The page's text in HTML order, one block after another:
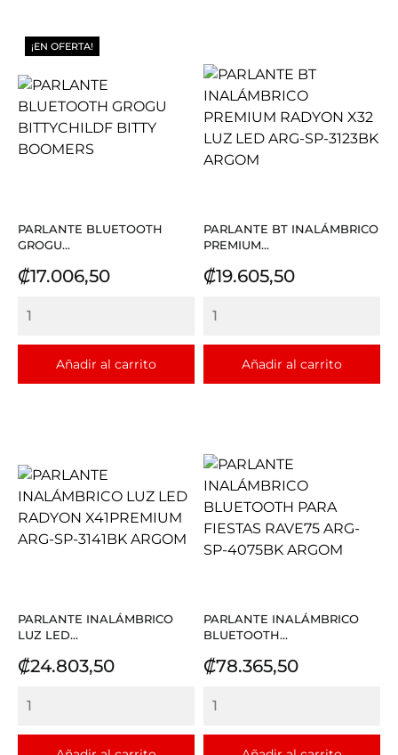
PARLANTE BLUETOOTH
GROGU...
Precio
₡17.006,50
Añadir al carrito
¡EN OFERTA!
PARLANTE BT INALÁMBRICO
PREMIUM...
Precio
₡19.605,50
Añadir al carrito
PARLANTE INALÁMBRICO
LUZ LED...
Precio
₡24.803,50
PARLANTE INALÁMBRICO
BLUETOOTH...
Precio
₡78.365,50